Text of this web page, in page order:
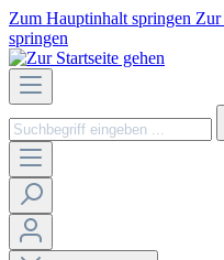
Zum Hauptinhalt springen Zur
springen